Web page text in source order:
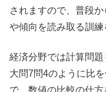
されますので、普段
や傾向を読み取る訓練
経済分野では計算問
大問7問4のように比
で、数値の比較の仕